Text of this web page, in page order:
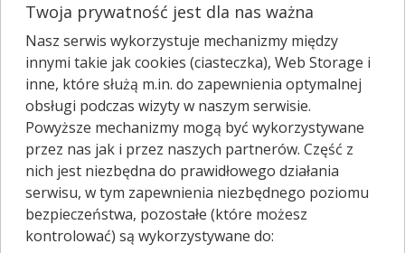
Sprawdź, które apteki w wielkopolskim posiadają
Twój lek i zarezerwuj go już teraz!
Wpisz nazwę leku
W wielkopolskim jest1585aptek. 967
aptek zgłosiło nam, że są
właśnie otwarte.*
Wybierz typ aptek
Twoja prywatność jest dla nas ważna
Nasz serwis wykorzystuje mechanizmy między
innymi takie jak cookies (ciasteczka), Web Storage i
inne, które służą m.in. do zapewnienia optymalnej
obsługi podczas wizyty w naszym serwisie.
Powyższe mechanizmy mogą być wykorzystywane
przez nas jak i przez naszych partnerów. Część z
nich jest niezbędna do prawidłowego działania
serwisu, w tym zapewnienia niezbędnego poziomu
bezpieczeństwa, pozostałe (które możesz
kontrolować) są wykorzystywane do: